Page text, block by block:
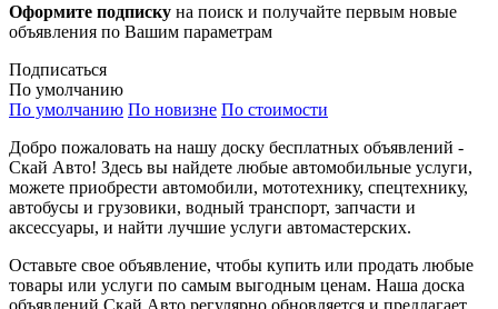
Оформите подписку на поиск и получайте первым новые
объявления по Вашим параметрам
Подписаться
По умолчанию
По умолчанию По новизне По стоимости
Добро пожаловать на нашу доску бесплатных объявлений -
Скай Авто! Здесь вы найдете любые автомобильные услуги,
можете приобрести автомобили, мототехнику, спецтехнику,
автобусы и грузовики, водный транспорт, запчасти и
аксессуары, и найти лучшие услуги автомастерских.
Оставьте свое объявление, чтобы купить или продать любые
товары или услуги по самым выгодным ценам. Наша доска
объявлений Скай Авто регулярно обновляется и предлагает